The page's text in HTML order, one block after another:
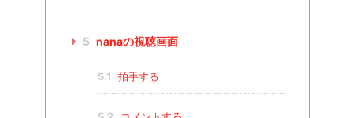
5 nanaの視聴画面
5.1 拍手する